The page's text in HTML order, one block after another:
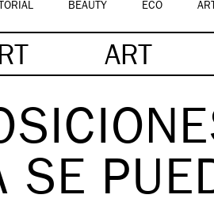
BEAUTY ECO ART
ART
SE